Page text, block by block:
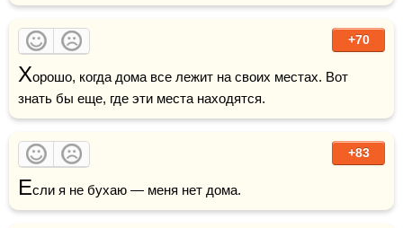
+70
Хорошо, когда дома все лежит на своих местах. Вот
знать бы еще, где эти места находятся.
+83
Если я не бухаю — меня нет дома.